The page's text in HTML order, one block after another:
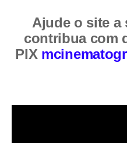
Ajude o site a
contribua com
PIX